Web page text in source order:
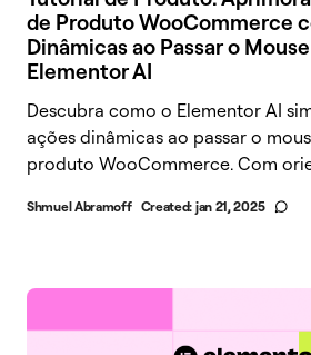
de Produto WooCommerce
Dinâmicas ao Passar o
Elementor AI
Descubra como o Elementor AI
ações dinâmicas ao passar o
produto WooCommerce. Com
Shmuel Abramoff Created: jan 21, 2025